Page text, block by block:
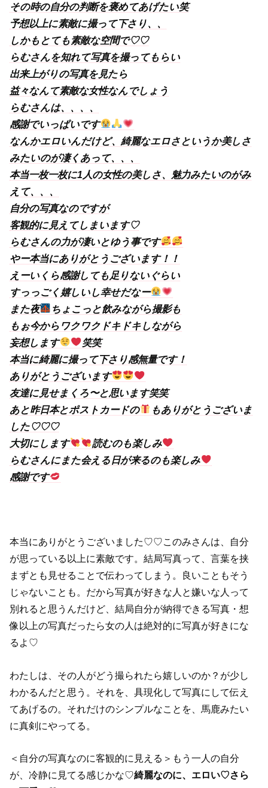
その時の自分の判断を褒めてあげたい笑
予想以上に素敵に撮って下さり、、
しかもとても素敵な空間で♡♡
らむさんを知れて写真を撮ってもらい
出来上がりの写真を見たら
益々なんて素敵な女性なんでしょう
らむさんは、、、、
感謝でいっぱいです
なんかエロいんだけど、綺麗なエロさというか美しさ
みたいのが凄くあって、、、
本当一枚一枚に1人の女性の美しさ、魅力みたいのがみ
えて、、、
自分の写真なのですが
客観的に見えてしまいます♡
らむさんの力が凄いとゆう事です
やー本当にありがとうございます！！
えーいくら感謝しても足りないぐらい
すっっごく嬉しいし幸せだなー
また夜
ちょこっと飲みながら撮影も
もぉ今からワクワクドキドキしながら
妄想します
笑笑
本当に綺麗に撮って下さり感無量です！
ありがとうございます
友達に見せまくろ〜と思います笑笑
あと昨日本とポストカードの
もありがとうございま
した♡♡♡
大切にします
読むのも楽しみ
らむさんにまた会える日が来るのも楽しみ
感謝です
本当にありがとうございました♡♡このみさんは、自分
が思っている以上に素敵です。結局写真って、言葉を挟
まずとも見せることで伝わってしまう。良いこともそう
じゃないことも。だから写真が好きな人と嫌いな人って
別れると思うんだけど、結局自分が納得できる写真・想
像以上の写真だったら女の人は絶対的に写真が好きにな
るよ♡
わたしは、その人がどう撮られたら嬉しいのか？が少し
わかるんだと思う。それを、具現化して写真にして伝え
てあげるの。それだけのシンプルなことを、馬鹿みたい
に真剣にやってる。
＜自分の写真なのに客観的に見える＞もう一人の自分
が、冷静に見てる感じかな♡綺麗なのに、エロい♡さら